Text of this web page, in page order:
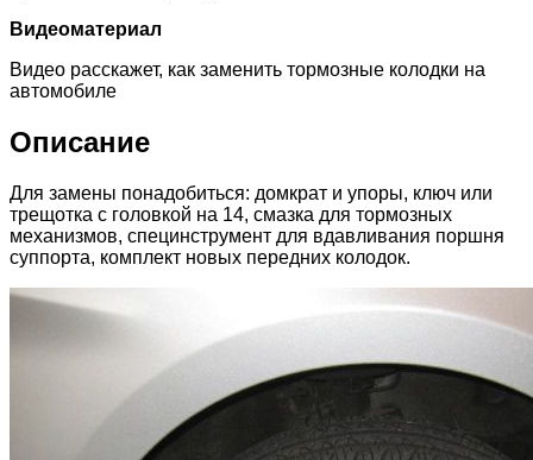
Видеоматериал
Видео расскажет, как заменить тормозные колодки на
автомобиле
Описание
Для замены понадобиться: домкрат и упоры, ключ или
трещотка с головкой на 14, смазка для тормозных
механизмов, специнструмент для вдавливания поршня
суппорта, комплект новых передних колодок.